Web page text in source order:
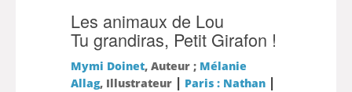
Les animaux de Lou
Tu grandiras, Petit Girafon !
Mymi Doinet, Auteur ; Mélanie
Allag, Illustrateur | Paris : Nathan|